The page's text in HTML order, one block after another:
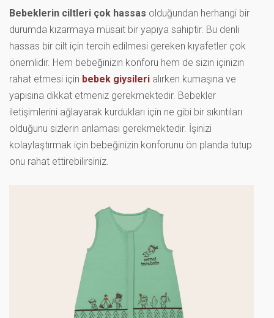
Bebeklerin ciltleri çok hassas olduğundan herhangi bir
durumda kızarmaya müsait bir yapıya sahiptir. Bu denli
hassas bir cilt için tercih edilmesi gereken kıyafetler çok
önemlidir. Hem bebeğinizin konforu hem de sizin içinizin
rahat etmesi için bebek giysileri alırken kumaşına ve
yapısına dikkat etmeniz gerekmektedir. Bebekler
iletişimlerini ağlayarak kurdukları için ne gibi bir sıkıntıları
olduğunu sizlerin anlaması gerekmektedir. İşinizi
kolaylaştırmak için bebeğinizin konforunu ön planda tutup
onu rahat ettirebilirsiniz.